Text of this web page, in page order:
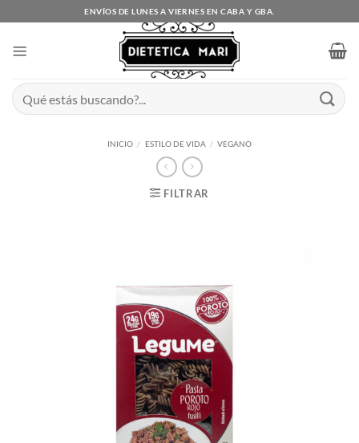
al
ENVÍOS DE LUNES A VIERNES EN CABA Y GBA.
Buscar
por:
INICIO / ESTILO DE VIDA / VEGANO
FILTRAR